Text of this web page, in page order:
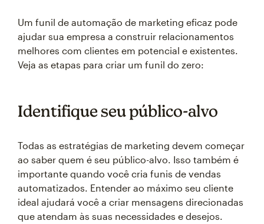
Um funil de automação de marketing eficaz pode
ajudar sua empresa a construir relacionamentos
melhores com clientes em potencial e existentes.
Veja as etapas para criar um funil do zero:
Identifique seu público-alvo
Todas as estratégias de marketing devem começar
ao saber quem é seu público-alvo. Isso também é
importante quando você cria funis de vendas
automatizados. Entender ao máximo seu cliente
ideal ajudará você a criar mensagens direcionadas
que atendam às suas necessidades e desejos.